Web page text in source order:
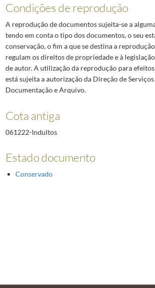
Condições de reprodução
A reprodução de documentos sujeita-se a
tendo em conta o tipo dos documentos, o seu
conservação, o fim a que se destina a
regulam os direitos de propriedade e à
de autor. A utilização da reprodução para
está sujeita a autorização da Direção de Serviços
Documentação e Arquivo.
Cota antiga
061222-Indultos
Estado documento
Conservado